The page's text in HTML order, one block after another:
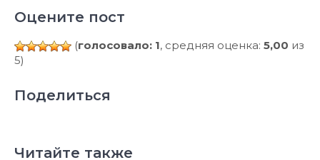
Оцените пост
(голосовало: 1, средняя оценка: 5,00 из
5)
Поделиться
Читайте также